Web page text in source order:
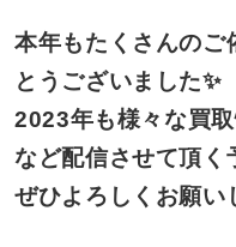
本年もたくさんのご
とうございました✨
2023年も様々な買
など配信させて頂く
ぜひよろしくお願い